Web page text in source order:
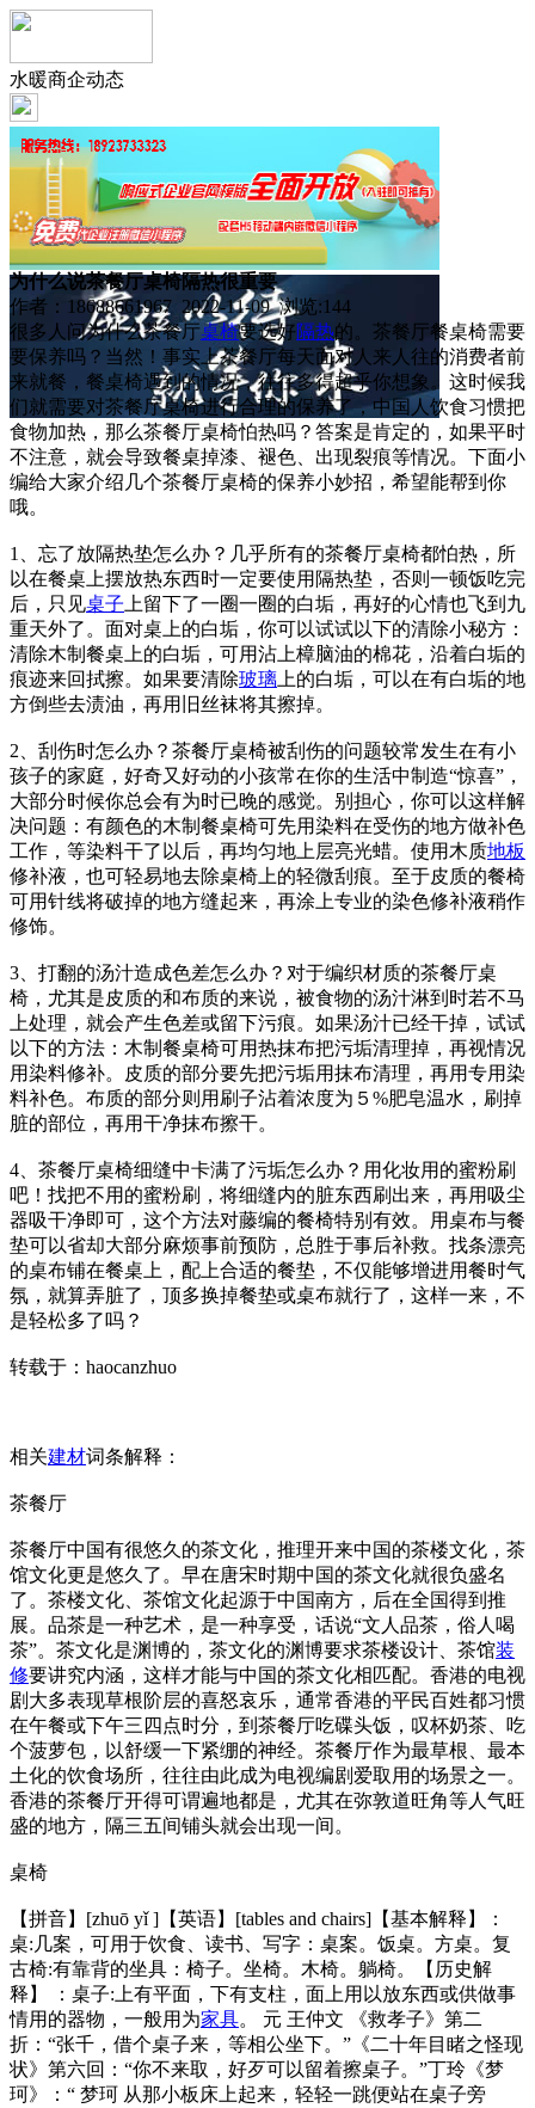
水暖商企动态
为什么说茶餐厅桌椅隔热很重要
作者：18688661967 2022-11-09 浏览:144
很多人问为什么茶餐厅桌椅要选好隔热的。茶餐厅餐桌椅需要
要保养吗？当然！事实上茶餐厅每天面对人来人往的消费者前
来就餐，餐桌椅遇到的情况，往往多得超乎你想象。这时候我
们就需要对茶餐厅桌椅进行合理的保养了，中国人饮食习惯把
食物加热，那么茶餐厅桌椅怕热吗？答案是肯定的，如果平时
不注意，就会导致餐桌掉漆、褪色、出现裂痕等情况。下面小
编给大家介绍几个茶餐厅桌椅的保养小妙招，希望能帮到你
哦。
1、忘了放隔热垫怎么办？几乎所有的茶餐厅桌椅都怕热，所
以在餐桌上摆放热东西时一定要使用隔热垫，否则一顿饭吃完
后，只见桌子 上留下了一圈一圈的白垢，再好的心情也飞到九
重天外了。面对桌上的白垢，你可以试试以下的清除小秘方：
清除木制餐桌上的白垢，可用沾上樟脑油的棉花，沿着白垢的
痕迹来回拭擦。如果要清除玻璃 上的白垢，可以在有白垢的地
方倒些去渍油，再用旧丝袜将其擦掉。
2、刮伤时怎么办？茶餐厅桌椅被刮伤的问题较常发生在有小
孩子的家庭，好奇又好动的小孩常在你的生活中制造“惊喜”，
大部分时候你总会有为时已晚的感觉。别担心，你可以这样解
决问题：有颜色的木制餐桌椅可先用染料在受伤的地方做补色
工作，等染料干了以后，再均匀地上层亮光蜡。使用木质地板
修补液，也可轻易地去除桌椅上的轻微刮痕。至于皮质的餐椅
可用针线将破掉的地方缝起来，再涂上专业的染色修补液稍作
修饰。
3、打翻的汤汁造成色差怎么办？对于编织材质的茶餐厅桌
椅，尤其是皮质的和布质的来说，被食物的汤汁淋到时若不马
上处理，就会产生色差或留下污痕。如果汤汁已经干掉，试试
以下的方法：木制餐桌椅可用热抹布把污垢清理掉，再视情况
用染料修补。皮质的部分要先把污垢用抹布清理，再用专用染
料补色。布质的部分则用刷子沾着浓度为５%肥皂温水，刷掉
脏的部位，再用干净抹布擦干。
4、茶餐厅桌椅细缝中卡满了污垢怎么办？用化妆用的蜜粉刷
吧！找把不用的蜜粉刷，将细缝内的脏东西刷出来，再用吸尘
器吸干净即可，这个方法对藤编的餐椅特别有效。用桌布与餐
垫可以省却大部分麻烦事前预防，总胜于事后补救。找条漂亮
的桌布铺在餐桌上，配上合适的餐垫，不仅能够增进用餐时气
氛，就算弄脏了，顶多换掉餐垫或桌布就行了，这样一来，不
是轻松多了吗？
转载于：haocanzhuo
相关建材词条解释：
茶餐厅
茶餐厅中国有很悠久的茶文化，推理开来中国的茶楼文化，茶
馆文化更是悠久了。早在唐宋时期中国的茶文化就很负盛名
了。茶楼文化、茶馆文化起源于中国南方，后在全国得到推
展。品茶是一种艺术，是一种享受，话说“文人品茶，俗人喝
茶”。茶文化是渊博的，茶文化的渊博要求茶楼设计、茶馆装
修要讲究内涵，这样才能与中国的茶文化相匹配。香港的电视
剧大多表现草根阶层的喜怒哀乐，通常香港的平民百姓都习惯
在午餐或下午三四点时分，到茶餐厅吃碟头饭，叹杯奶茶、吃
个菠萝包，以舒缓一下紧绷的神经。茶餐厅作为最草根、最本
土化的饮食场所，往往由此成为电视编剧爱取用的场景之一。
香港的茶餐厅开得可谓遍地都是，尤其在弥敦道旺角等人气旺
盛的地方，隔三五间铺头就会出现一间。
桌椅
【拼音】[zhuō yǐ ]【英语】[tables and chairs]【基本解释】：
桌:几案，可用于饮食、读书、写字：桌案。饭桌。方桌。复
古椅:有靠背的坐具：椅子。坐椅。木椅。躺椅。【历史解
释】 ：桌子:上有平面，下有支柱，面上用以放东西或供做事
情用的器物，一般用为家具。 元 王仲文 《救孝子》第二
折：“张千，借个桌子来，等相公坐下。”《二十年目睹之怪现
状》第六回：“你不来取，好歹可以留着擦桌子。”丁玲《梦
珂》：“ 梦珂 从那小板床上起来，轻轻一跳便站在桌子旁